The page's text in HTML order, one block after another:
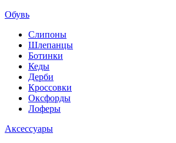
Обувь
Слипоны
Шлепанцы
Ботинки
Кеды
Дерби
Кроссовки
Оксфорды
Лоферы
Аксессуары